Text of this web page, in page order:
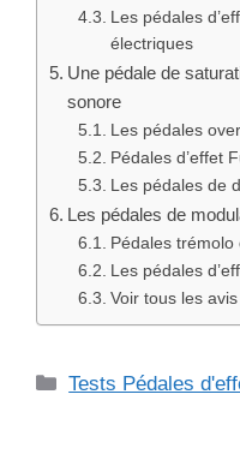
Les pédales
électriques
Une pédale de
sonore
Les pédales
Pédales d’effet
Les pédales de
Les pédales de
Pédales trémolo
Les pédales
Voir tous les
Catégories
Tests Pédales